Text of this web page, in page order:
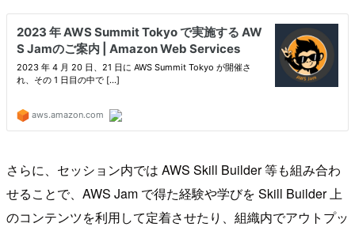
さらに、セッション内では AWS Skill Builder 等も組み合わ
せることで、AWS Jam で得た経験や学びを Skill Builder 上
のコンテンツを利用して定着させたり、組織内でアウトプッ